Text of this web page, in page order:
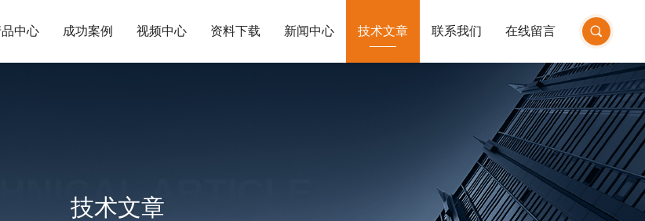
中心 成功案例 视频中心 资料下载 新闻中心 技术文章 联系我们 在线留言
ARTICLE
技术文章